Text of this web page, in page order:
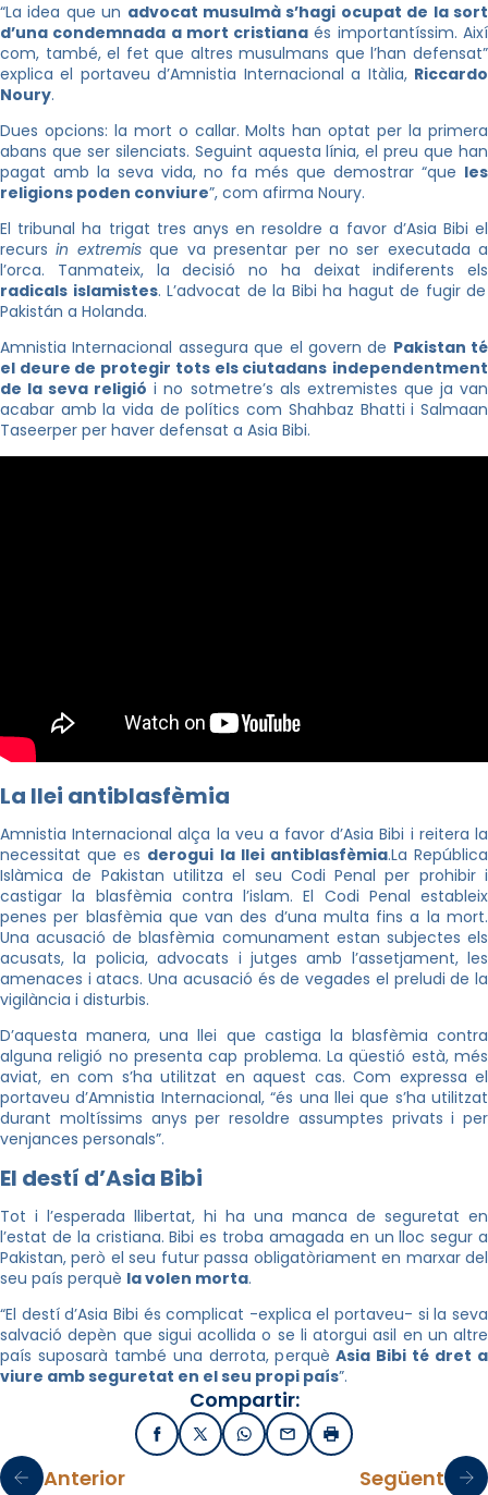
“La idea que un advocat musulmà s’hagi ocupat de la sort
d’una condemnada a mort cristiana és importantíssim. Així
com, també, el fet que altres musulmans que l’han defensat”
explica el portaveu d’Amnistia Internacional a Itàlia, Riccardo
Noury.
Dues opcions: la mort o callar. Molts han optat per la primera
abans que ser silenciats. Seguint aquesta línia, el preu que han
pagat amb la seva vida, no fa més que demostrar “que les
religions poden conviure”, com afirma Noury.
El tribunal ha trigat tres anys en resoldre a favor d’Asia Bibi el
recursin extremisque va presentar per no ser executada a
l’orca. Tanmateix, la decisió no ha deixat indiferents els
radicals islamistes. L’advocat de la Bibi ha hagut de fugir de
Pakistán a Holanda.
Amnistia Internacional assegura que el govern de Pakistan té
el deure de protegir tots els ciutadans independentment
de la seva religió i no sotmetre’s als extremistes que ja van
acabar amb la vida de polítics com Shahbaz Bhatti i Salmaan
Taseerper per haver defensat a Asia Bibi.
La llei antiblasfèmia
Amnistia Internacional alça la veu a favor d’Asia Bibi i reitera la
necessitat que es derogui la llei antiblasfèmia.La República
Islàmica de Pakistan utilitza el seu Codi Penal per prohibir i
castigar la blasfèmia contra l’islam. El Codi Penal estableix
penes per blasfèmia que van des d’una multa fins a la mort.
Una acusació de blasfèmia comunament estan subjectes els
acusats, la policia, advocats i jutges amb l’assetjament, les
amenaces i atacs. Una acusació és de vegades el preludi de la
vigilància i disturbis.
D’aquesta manera, una llei que castiga la blasfèmia contra
alguna religió no presenta cap problema. La qüestió està, més
aviat, en com s’ha utilitzat en aquest cas. Com expressa el
portaveu d’Amnistia Internacional, “és una llei que s’ha utilitzat
durant moltíssims anys per resoldre assumptes privats i per
venjances personals”.
El destí d’Asia Bibi
Tot i l’esperada llibertat, hi ha una manca de seguretat en
l’estat de la cristiana. Bibi es troba amagada en un lloc segur a
Pakistan, però el seu futur passa obligatòriament en marxar del
seu país perquè la volen morta.
“El destí d’Asia Bibi és complicat -explica el portaveu- si la seva
salvació depèn que sigui acollida o se li atorgui asil en un altre
país suposarà també una derrota, perquèAsia Bibi té dret a
viure amb seguretat en el seu propi país”.
Compartir:
FacebookX / TwitterWhatsApp
EmailImprimir
Anterior Següent